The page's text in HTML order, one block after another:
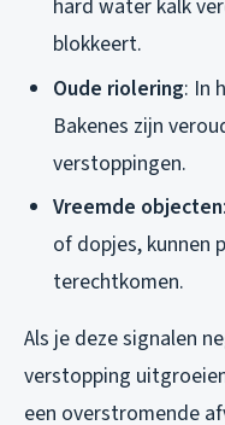
hard water kalk
blokkeert.
Oude riolering: In
Bakenes zijn
verstoppingen.
Vreemde objecten
of dopjes, kunnen
terechtkomen.
Als je deze signalen
verstopping
een overstromende